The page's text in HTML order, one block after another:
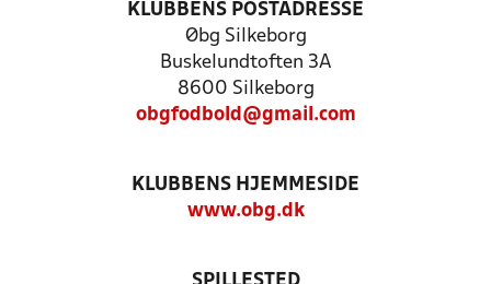
KLUBBENS POSTADRESSE
Øbg Silkeborg
Buskelundtoften 3A
8600 Silkeborg
obgfodbold@gmail.com
KLUBBENS HJEMMESIDE
www.obg.dk